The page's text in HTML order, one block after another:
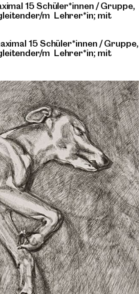
15 Schüler*innen / Gruppe,
m Lehrer*in; mit
15 Schüler*innen / Gruppe,
m Lehrer*in; mit